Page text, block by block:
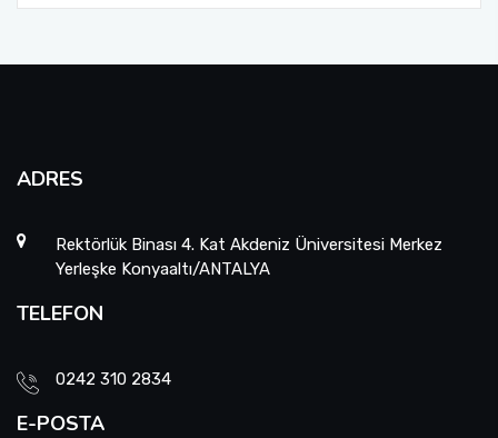
ADRES
Rektörlük Binası 4. Kat Akdeniz Üniversitesi Merkez
Yerleşke Konyaaltı/ANTALYA
TELEFON
0242 310 2834
E-POSTA